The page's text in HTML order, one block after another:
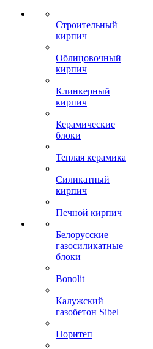
Строительный
кирпич
Облицовочный
кирпич
Клинкерный
кирпич
Керамические
блоки
Теплая керамика
Силикатный
кирпич
Печной кирпич
Белорусские
газосиликатные
блоки
Bonolit
Калужский
газобетон Sibel
Поритеп